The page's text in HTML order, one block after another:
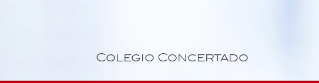
Colegio Concertado